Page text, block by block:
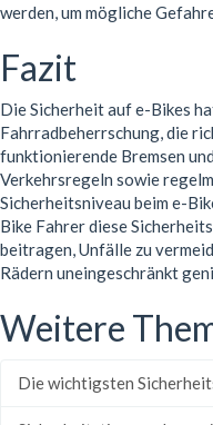
werden, um mögliche
Fazit
Die Sicherheit auf e-Bikes
Fahrradbeherrschung, die
funktionierende Bremsen
Verkehrsregeln sowie
Sicherheitsniveau beim e-
Bike Fahrer diese
beitragen, Unfälle zu
Rädern uneingeschränkt
Weitere
Die wichtigsten